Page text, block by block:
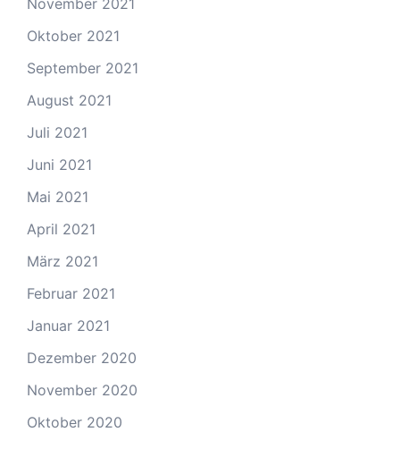
Oktober 2021
September 2021
August 2021
Juli 2021
Juni 2021
Mai 2021
April 2021
März 2021
Februar 2021
Januar 2021
Dezember 2020
November 2020
Oktober 2020